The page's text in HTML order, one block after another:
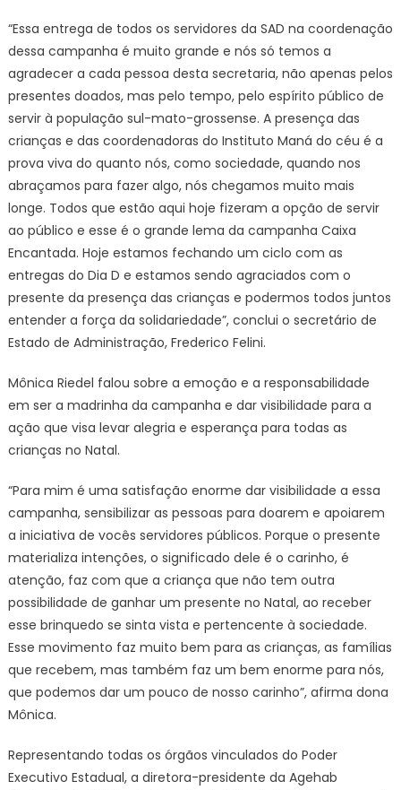
“Essa entrega de todos os servidores da SAD na coordenação
dessa campanha é muito grande e nós só temos a
agradecer a cada pessoa desta secretaria, não apenas pelos
presentes doados, mas pelo tempo, pelo espírito público de
servir à população sul-mato-grossense. A presença das
crianças e das coordenadoras do Instituto Maná do céu é a
prova viva do quanto nós, como sociedade, quando nos
abraçamos para fazer algo, nós chegamos muito mais
longe. Todos que estão aqui hoje fizeram a opção de servir
ao público e esse é o grande lema da campanha Caixa
Encantada. Hoje estamos fechando um ciclo com as
entregas do Dia D e estamos sendo agraciados com o
presente da presença das crianças e podermos todos juntos
entender a força da solidariedade”, conclui o secretário de
Estado de Administração, Frederico Felini.
Mônica Riedel falou sobre a emoção e a responsabilidade
em ser a madrinha da campanha e dar visibilidade para a
ação que visa levar alegria e esperança para todas as
crianças no Natal.
“Para mim é uma satisfação enorme dar visibilidade a essa
campanha, sensibilizar as pessoas para doarem e apoiarem
a iniciativa de vocês servidores públicos. Porque o presente
materializa intenções, o significado dele é o carinho, é
atenção, faz com que a criança que não tem outra
possibilidade de ganhar um presente no Natal, ao receber
esse brinquedo se sinta vista e pertencente à sociedade.
Esse movimento faz muito bem para as crianças, as famílias
que recebem, mas também faz um bem enorme para nós,
que podemos dar um pouco de nosso carinho”, afirma dona
Mônica.
Representando todas os órgãos vinculados do Poder
Executivo Estadual, a diretora-presidente da Agehab